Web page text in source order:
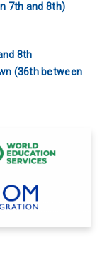
7th and 8th)
8th
(36th between